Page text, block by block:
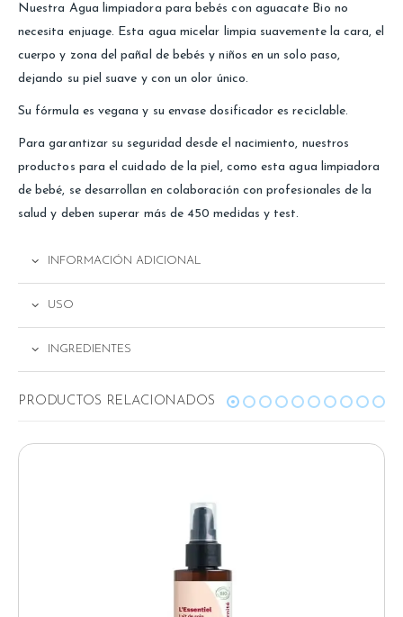
Nuestra Agua limpiadora para bebés con aguacate Bio no
necesita enjuage. Esta agua micelar limpia suavemente la cara, el
cuerpo y zona del pañal de bebés y niños en un solo paso,
dejando su piel suave y con un olor único.
Su fórmula es vegana y su envase dosificador es reciclable.
Para garantizar su seguridad desde el nacimiento, nuestros
productos para el cuidado de la piel, como esta agua limpiadora
de bebé, se desarrollan en colaboración con profesionales de la
salud y deben superar más de 450 medidas y test.
INFORMACIÓN ADICIONAL
USO
INGREDIENTES
RELATED PRODUCTS